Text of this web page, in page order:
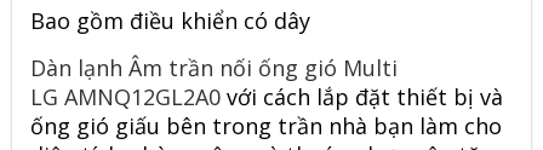
Bao gồm điều khiển có dây
Dàn lạnh Âm trần nối ống gió Multi
LG AMNQ12GL2A0 với cách lắp đặt thiết bị và
ống gió giấu bên trong trần nhà bạn làm cho